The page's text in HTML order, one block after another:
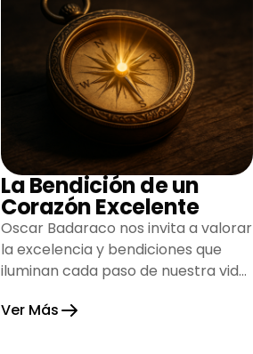
La Bendición de un
Corazón Excelente
Oscar Badaraco nos invita a valorar
la excelencia y bendiciones que
iluminan cada paso de nuestra vida,
gratitud y fortaleza.
Ver Más